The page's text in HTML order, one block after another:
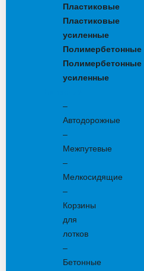
Пластиковые
Пластиковые
усиленные
Полимербетонные
Полимербетонные
усиленные
–
Автодорожные
–
Межпутевые
–
Мелкосидящие
–
Корзины
для
лотков
–
Бетонные